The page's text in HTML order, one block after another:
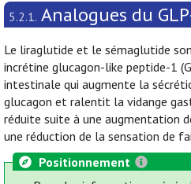
5.2.1. Analogues du
Le liraglutide et le sémaglutide
incrétine glucagon-like peptide-1
intestinale qui augmente la
glucagon et ralentit la vidange
réduite suite à une augmentation
une réduction de la sensation de
Positionnement